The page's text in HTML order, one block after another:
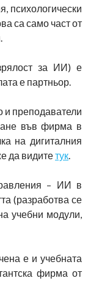
психологически
са само част от
за ИИ) е
е партньор.
и преподаватели
във фирма в
на дигиталния
да видитетук
– ИИ в
(разработва се
учебни модули,
е и учебната
фирма от